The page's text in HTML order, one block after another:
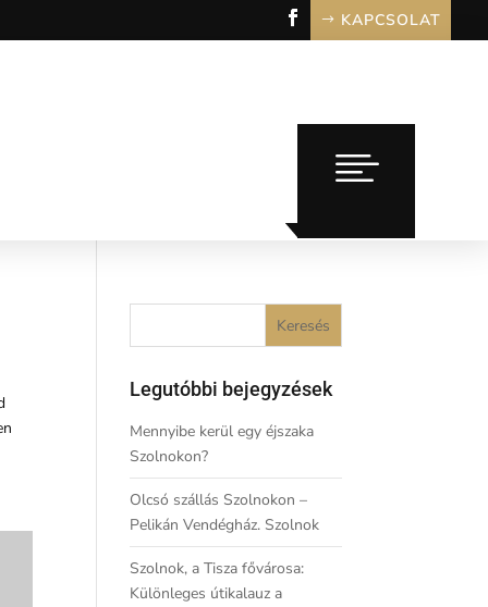
KAPCSOLAT
Legutóbbi bejegyzések
Mennyibe kerül egy éjszaka
Szolnokon?
Olcsó szállás Szolnokon –
Pelikán Vendégház. Szolnok
Szolnok, a Tisza fővárosa:
Különleges útikalauz a